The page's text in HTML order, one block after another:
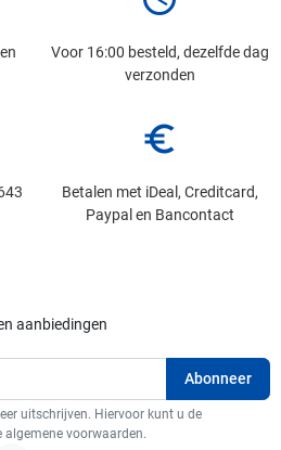
Voor 16:00 besteld, dezelfde dag
verzonden
euro_symbol
Betalen met iDeal, Creditcard,
Paypal en Bancontact
aanbiedingen
uitschrijven. Hiervoor kunt u de
voorwaarden.